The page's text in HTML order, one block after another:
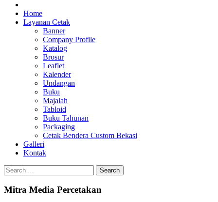
Goe Media Percetakan | 0822-4439-5599 (Call/WA)
0822-4439-5599 (Call/WA) Percetakan jasa cetak banner buku yasin
invoice kartu nama label map nota spanduk stiker undangan
pernikahan murah online 24 jam
Home
Layanan Cetak
Banner
Company Profile
Katalog
Brosur
Leaflet
Kalender
Undangan
Buku
Majalah
Tabloid
Buku Tahunan
Packaging
Cetak Bendera Custom Bekasi
Galleri
Kontak
Search
for:
Mitra Media Percetakan